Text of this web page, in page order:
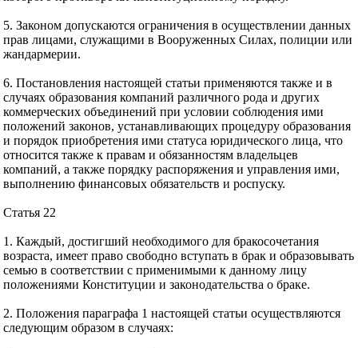
5. Законом допускаются ограничения в осуществлении данных
прав лицами, служащими в Вооруженных Силах, полиции или
жандармерии.
6. Постановления настоящей статьи применяются также и в
случаях образования компаний различного рода и других
коммерческих объединений при условии соблюдения ими
положений законов, устанавливающих процедуру образования
и порядок приобретения ими статуса юридического лица, что
относится также к правам и обязанностям владельцев
компаний, а также порядку распоряжения и управления ими,
выполнению финансовых обязательств и роспуску.
Статья 22
1. Каждый, достигший необходимого для бракосочетания
возраста, имеет право свободно вступать в брак и образовывать
семью в соответствии с применимыми к данному лицу
положениями Конституции и законодательства о браке.
2. Положения параграфа 1 настоящей статьи осуществляются
следующим образом в случаях: